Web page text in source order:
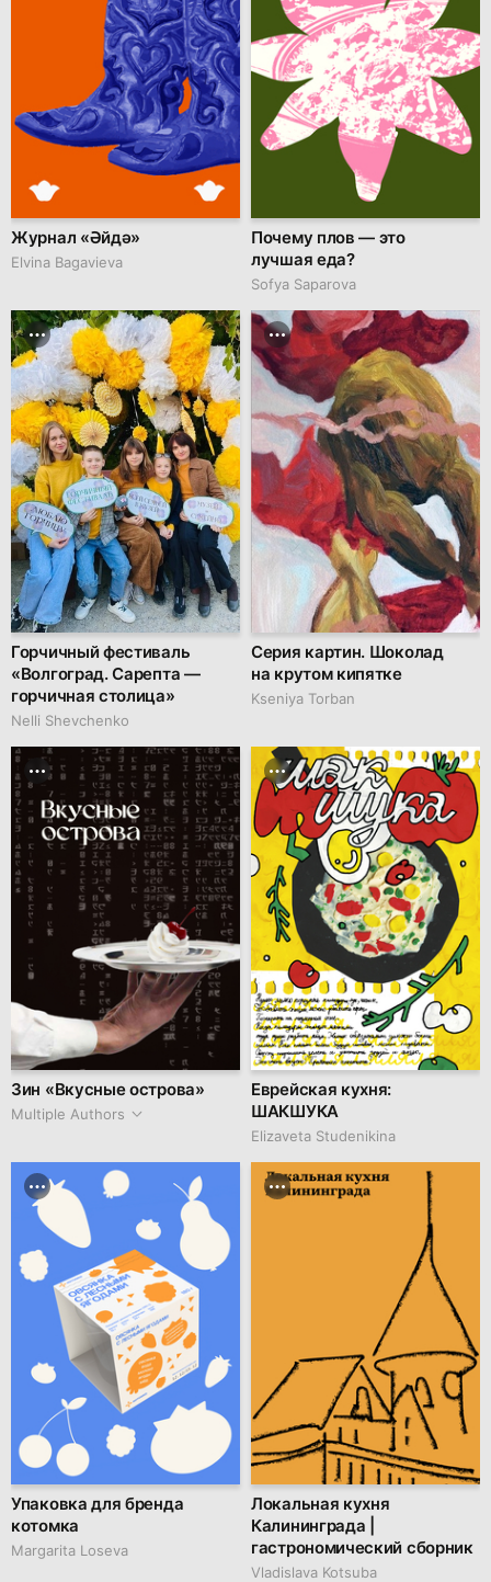
Журнал «Әйдә»
Elvina Bagavieva
Почему плов — это
лучшая еда?
Sofya Saparova
Горчичный фестиваль
«Волгоград. Сарепта —
горчичная столица»
Nelli Shevchenko
Серия картин. Шоколад
на крутом кипятке
Kseniya Torban
Зин «Вкусные острова»
Multiple Authors
Еврейская кухня:
ШАКШУКА
Elizaveta Studenikina
Упаковка для бренда
котомка
Margarita Loseva
Локальная кухня
Калининграда |
гастрономический сборник
Vladislava Kotsuba